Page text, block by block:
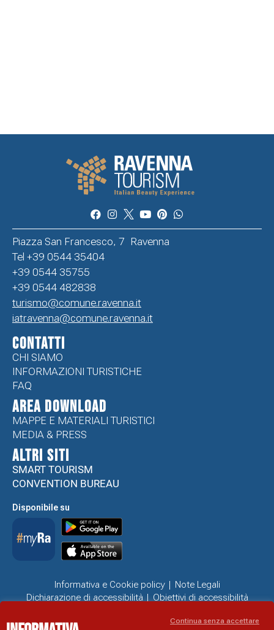
Piazza San Francesco, 7 Ravenna
Tel +39 0544 35404
+39 0544 35755
+39 0544 482838
turismo@comune.ravenna.it
iatravenna@comune.ravenna.it
CONTATTI
CHI SIAMO
INFORMAZIONI TURISTICHE
FAQ
Area Download
MAPPE E MATERIALI TURISTICI
MEDIA & PRESS
ALTRI SITI
SMART TOURISM
CONVENTION BUREAU
Disponibile su
Informativa e Cookie policy
Note Legali
Dichiarazione di accessibilità
Obiettivi di accessibilità
Continua senza accettare